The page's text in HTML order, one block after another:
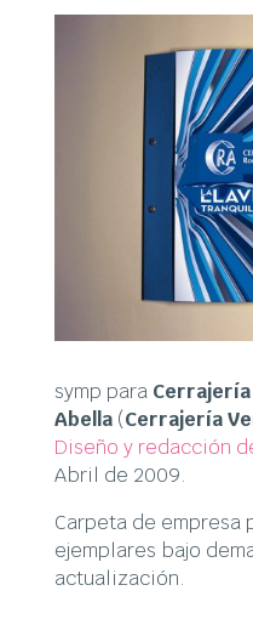
symp para
Abella (Cerrajería
Diseño y redacción
Abril de 2009.
Carpeta de empresa
ejemplares bajo
actualización.